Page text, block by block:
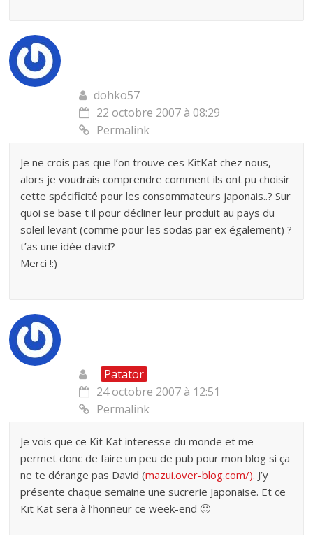
dohko57
22 octobre 2007 à 08:29
Permalink
Je ne crois pas que l’on trouve ces KitKat chez nous,
alors je voudrais comprendre comment ils ont pu choisir
cette spécificité pour les consommateurs japonais..? Sur
quoi se base t il pour décliner leur produit au pays du
soleil levant (comme pour les sodas par ex également) ?
t’as une idée david?
Merci !:)
Patator
24 octobre 2007 à 12:51
Permalink
Je vois que ce Kit Kat interesse du monde et me
permet donc de faire un peu de pub pour mon blog si ça
ne te dérange pas David (mazui.over-blog.com/). J’y
présente chaque semaine une sucrerie Japonaise. Et ce
Kit Kat sera à l’honneur ce week-end 🙂